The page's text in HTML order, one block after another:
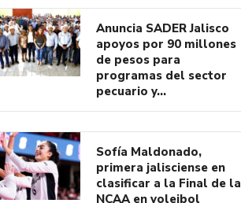
Anuncia SADER Jalisco
apoyos por 90 millones
de pesos para
programas del sector
pecuario y…
Sofía Maldonado,
primera jalisciense en
clasificar a la Final de la
NCAA en voleibol